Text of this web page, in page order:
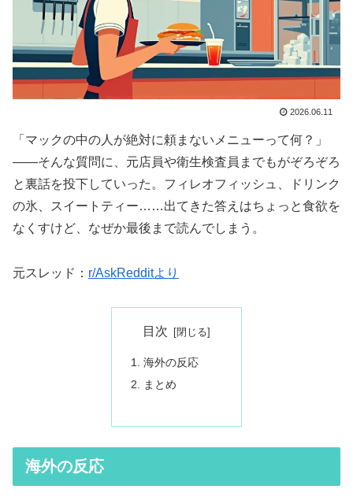
2026.06.11
「マックの中の人が絶対に頼まないメニューって何？」
——そんな質問に、元店員や衛生検査員までもがぞろぞろ
と裏話を投下していった。フィレオフィッシュ、ドリンク
の氷、スイートティー……出てきた答えはちょっと食欲を
なくすけど、なぜか最後まで読んでしまう。
元スレッド： r/AskRedditより
目次
海外の反応
まとめ
海外の反応